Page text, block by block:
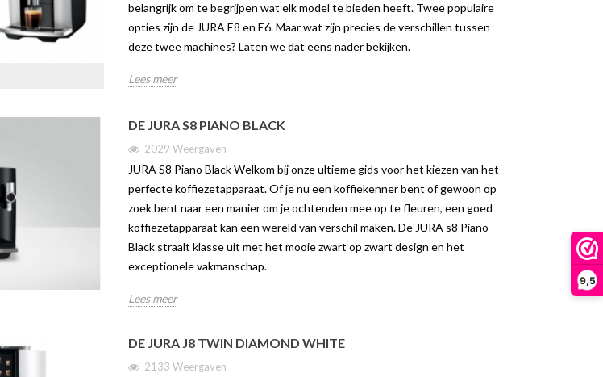
9,5
ONTDEK DE JURA C9 | TWEE
WERELDEN VAN
KOFFIEPLEZIER IN ÉÉN
COMPACT APPARAAT
Volle en luchtig-lichte aroma’s met
één druk op de knop De Jura C9
ONTDEK DE REVOLUTIE
VAN COLD BREW MET DE
JURA GIGA W10
2759 weergaven
Ontdek de Revolutie van Cold
Brew met de JURA GIGA
W10Echte Cold Brew met één
TUSSEN DE JURA C8 EN S8
3745 weergaven
JURA C8 en S8: Welke
koffiemachine past bij jou? Als je op
zoek bent naar een hoogwaardige
belangrijk om te begrijpen wat elk model te bieden heeft. Twee populaire
opties zijn de JURA E8 en E6. Maar wat zijn precies de verschillen tussen
deze twee machines? Laten we dat eens nader bekijken.
Lees meer
DE JURA S8 PIANO BLACK
2029 Weergaven
JURA S8 Piano Black Welkom bij onze ultieme gids voor het kiezen van het
perfecte koffiezetapparaat. Of je nu een koffiekenner bent of gewoon op
zoek bent naar een manier om je ochtenden mee op te fleuren, een goed
koffiezetapparaat kan een wereld van verschil maken. De JURA s8 Piano
Black straalt klasse uit met het mooie zwart op zwart design en het
exceptionele vakmanschap.
Lees meer
DE JURA J8 TWIN DIAMOND WHITE
2133 Weergaven